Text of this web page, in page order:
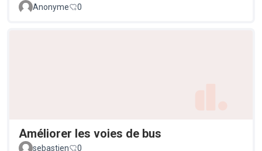
Anonyme 0
Améliorer les voies de bus
sebastien 0